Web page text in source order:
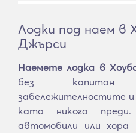
Лодки под наем в
Джърси
Наемете лодка в
без
забележителностите
като никога
автомобили или